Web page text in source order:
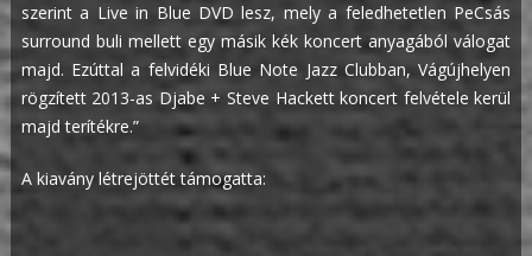
szerint a Live in Blue DVD lesz, mely a feledhetetlen PeCsás
surround buli mellett egy másik kék koncert anyagából válogat
majd. Ezúttal a felvidéki Blue Note Jazz Clubban, Vágújhelyen
rögzített 2013-as Djabe + Steve Hackett koncert felvétele kerül
majd terítékre.”
A kiavány létrejöttét támogatta: